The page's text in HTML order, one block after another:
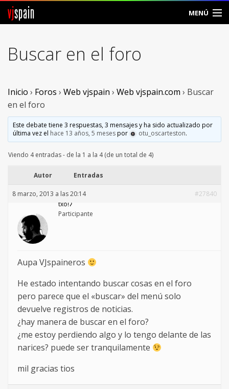
vjspain MENÚ
Foros
Vjspain
Ayuda
Contacto
Buscar en el foro
Inicio › Foros › Web vjspain › Web vjspain.com › Buscar
en el foro
Este debate tiene 3 respuestas, 3 mensajes y ha sido actualizado por
última vez el hace 13 años, 5 mesespor otu_oscarteston.
Viendo 4 entradas - de la 1 a la 4 (de un total de 4)
Autor Entradas
8 marzo, 2013 a las 20:14
#27840
txoǃʔ
Participante
Aupa VJspaineros
He estado intentando buscar cosas en el foro
pero parece que el «buscar» del menú solo
devuelve registros de noticias.
¿hay manera de buscar en el foro?
¿me estoy perdiendo algo y lo tengo delante de las
narices? puede ser tranquilamente
mil gracias tios